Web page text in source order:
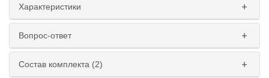
Ширина спального места:
160 см.
Характеристики
Вопрос-ответ
Состав комплекта (2)